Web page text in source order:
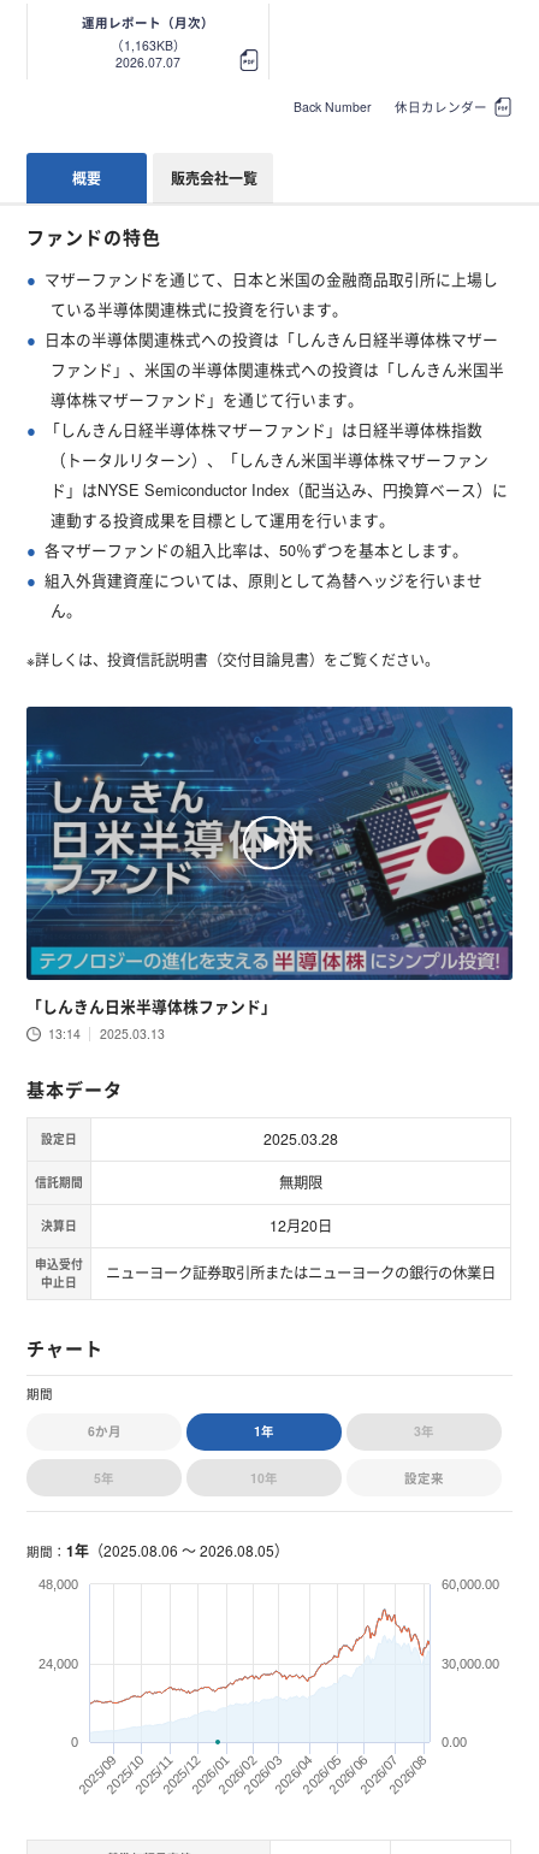
運用レポート（月次）
（1,163KB）
2026.07.07
Back Number 休日カレンダー
概要 販売会社一覧
ファンドの特色
マザーファンドを通じて、日本と米国の金融商品取引所に上場し
ている半導体関連株式に投資を行います。
日本の半導体関連株式への投資は「しんきん日経半導体株マザー
ファンド」、米国の半導体関連株式への投資は「しんきん米国半
導体株マザーファンド」を通じて行います。
「しんきん日経半導体株マザーファンド」は日経半導体株指数
（トータルリターン）、「しんきん米国半導体株マザーファン
ド」はNYSE Semiconductor Index（配当込み、円換算ベース）に
連動する投資成果を目標として運用を行います。
各マザーファンドの組入比率は、50％ずつを基本とします。
組入外貨建資産については、原則として為替ヘッジを行いませ
ん。
※詳しくは、投資信託説明書（交付目論見書）をご覧ください。
「しんきん日米半導体株ファンド」
13:14 2025.03.13
基本データ
設定日 2025.03.28
信託期間 無期限
決算日 12月20日
申込受付
中止日
ニューヨーク証券取引所またはニューヨークの銀行の休業日
チャート
期間
6か月 1年 3年
5年 10年 設定来
期間：1年 （2025.08.06 〜 2026.08.05）
2025/092025/102025/112025/122026/012026/022026/032026/042026/052026/062026/072026/08
0
24,000
48,000
0.00
60,000.00
30,000.00